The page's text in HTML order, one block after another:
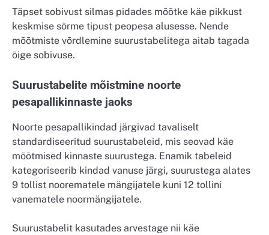
Täpset sobivust silmas pidades mõõtke käe pikkust
keskmise sõrme tipust peopesa alusesse. Nende
mõõtmiste võrdlemine suurustabelitega aitab tagada
õige sobivuse.
Suurustabelite mõistmine noorte
pesapallikinnaste jaoks
Noorte pesapallikindad järgivad tavaliselt
standardiseeritud suurustabeleid, mis seovad käe
mõõtmised kinnaste suurustega. Enamik tabeleid
kategoriseerib kindad vanuse järgi, suurustega alates
9 tollist noorematele mängijatele kuni 12 tollini
vanematele noormängijatele.
Suurustabelit kasutades arvestage nii käe